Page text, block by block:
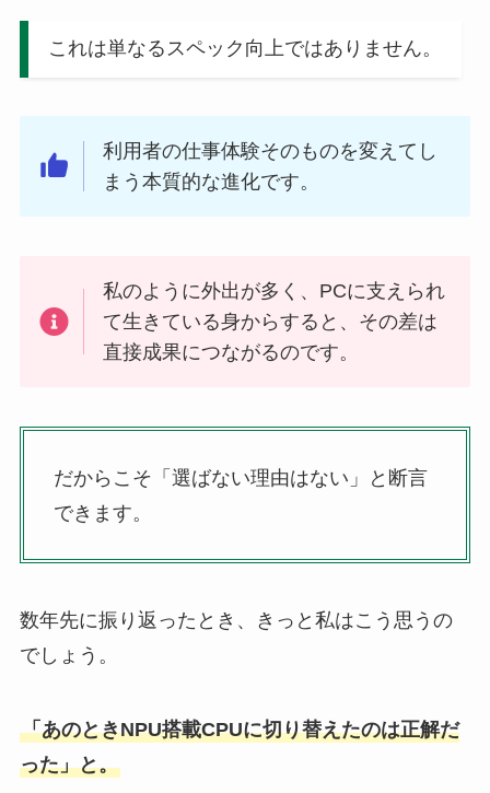
これは単なるスペック向上ではありません。
利用者の仕事体験そのものを変えてし
まう本質的な進化です。
私のように外出が多く、PCに支えられ
て生きている身からすると、その差は
直接成果につながるのです。
だからこそ「選ばない理由はない」と断言
できます。
数年先に振り返ったとき、きっと私はこう思うの
でしょう。
「あのときNPU搭載CPUに切り替えたのは正解だ
った」と。